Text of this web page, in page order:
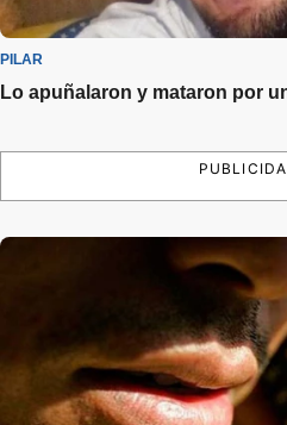
PILAR
Lo apuñalaron y mataron por